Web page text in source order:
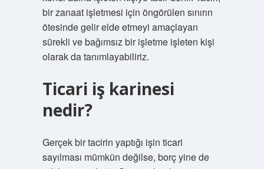
bir zanaat işletmesi için öngörülen sınırın
ötesinde gelir elde etmeyi amaçlayan
sürekli ve bağımsız bir işletme işleten kişi
olarak da tanımlayabiliriz.
Ticari iş karinesi
nedir?
Gerçek bir tacirin yaptığı işin ticari
sayılması mümkün değilse, borç yine de